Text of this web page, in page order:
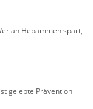
an Heb­am­men spart,
ge­leb­te Prä­ven­ti­on